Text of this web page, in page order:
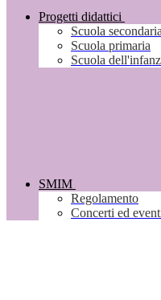
Progetti didattici
Scuola
Scuola primaria
Scuola
SMIM
Regolamento
Concerti ed